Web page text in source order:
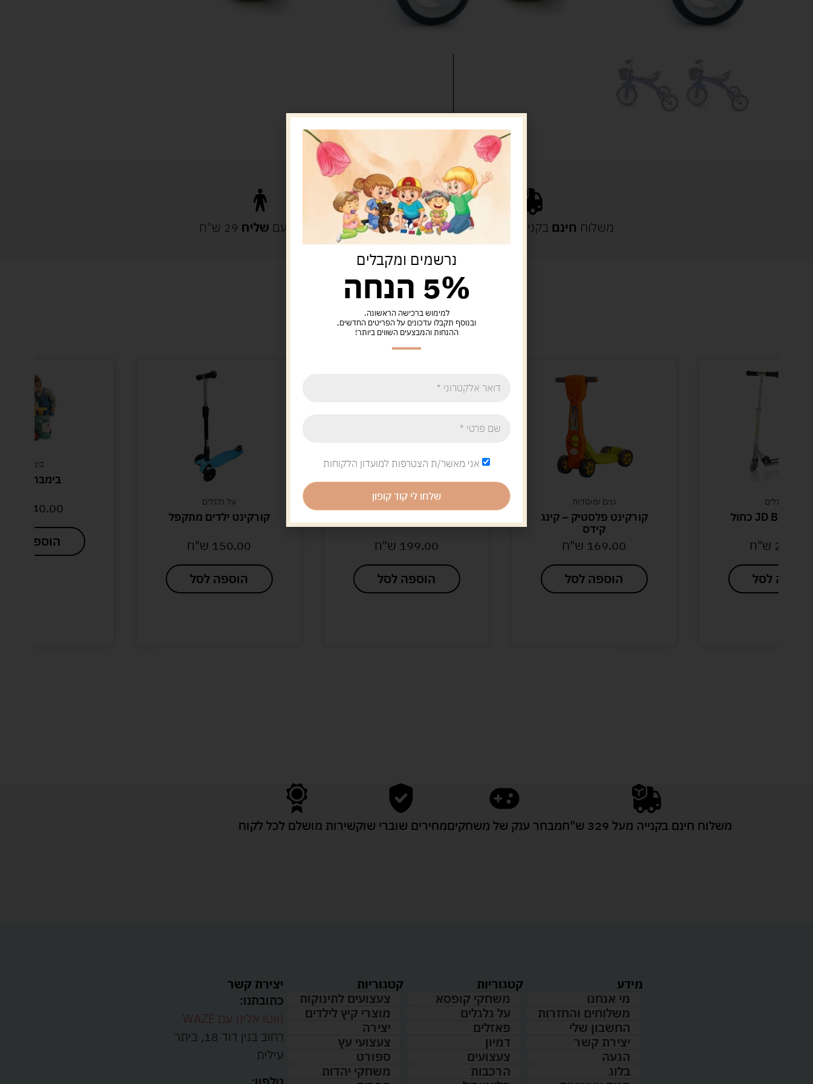
זמן אספקה: עד 4 ימי עסקים.
משלוח חינם בקנייה מעל 329 ש"ח משלוח עם שליח 29 ש"ח
מוצרים קשורים
קורקינט פלסטיק – קינג
ש"ח
הוספה לסל
ש"ח
הוספה לסל
קורקינט ילדים מתקפל
ש"ח
הוספה לסל
בימבה פאלק
ש"ח
הוספה לסל
משלוח חינם בקנייה מעל 329 ש"ח מבחר ענק של משחקיםמחירים שוברי שוקשירות מושלם לכל לקוח
מידע
מי אנחנו
משלוחים והחזרות
החשבון שלי
יצירת קשר
הגעה
בלוג
קטגוריות
משחקי קופסא
על גלגלים
פאזלים
דמיון
צעצועים
הרכבות
קטגוריות
צעצועים לתינוקות
מוצרי קיץ לילדים
יצירה
צעצועי עץ
ספורט
משחקי יהדות
יצירת קשר
כתובתנו:
נווטו אלינו עם WAZE
רחוב בנין דוד 18, ביתר
עילית
נרשמים ומקבלים
5% הנחה
למימוש ברכישה הראשונה.
ובנוסף תקבלו עדכונים על הפריטים החדשים,
ההנחות והמבצעים השווים ביותר!
אני מאשר/ת הצטרפות למועדון הלקוחות
שלחו לי קוד קופון